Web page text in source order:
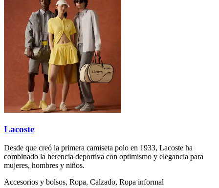
Lacoste
Desde que creó la primera camiseta polo en 1933, Lacoste ha
combinado la herencia deportiva con optimismo y elegancia para
mujeres, hombres y niños.
Accesorios y bolsos, Ropa, Calzado, Ropa informal